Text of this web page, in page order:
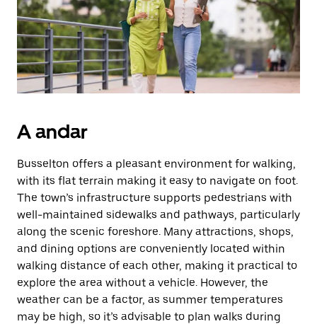
A andar
Busselton offers a pleasant environment for walking,
with its flat terrain making it easy to navigate on foot.
The town’s infrastructure supports pedestrians with
well-maintained sidewalks and pathways, particularly
along the scenic foreshore. Many attractions, shops,
and dining options are conveniently located within
walking distance of each other, making it practical to
explore the area without a vehicle. However, the
weather can be a factor, as summer temperatures
may be high, so it’s advisable to plan walks during